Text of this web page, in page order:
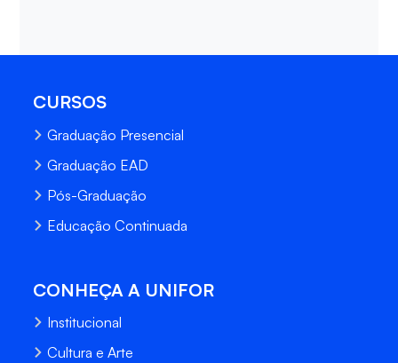
CURSOS
Graduação Presencial
Graduação EAD
Pós-Graduação
Educação Continuada
CONHEÇA A UNIFOR
Institucional
Cultura e Arte